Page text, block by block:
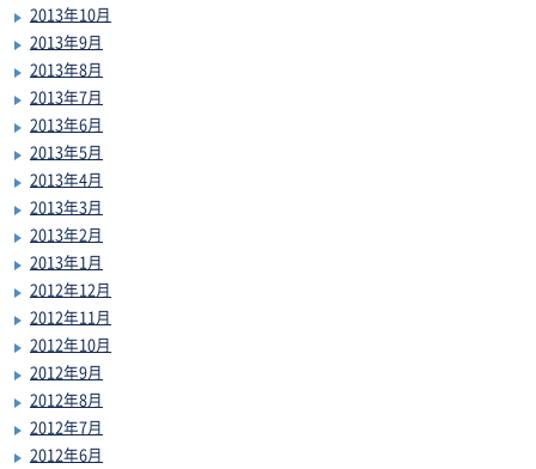
2013年10月
2013年9月
2013年8月
2013年7月
2013年6月
2013年5月
2013年4月
2013年3月
2013年2月
2013年1月
2012年12月
2012年11月
2012年10月
2012年9月
2012年8月
2012年7月
2012年6月